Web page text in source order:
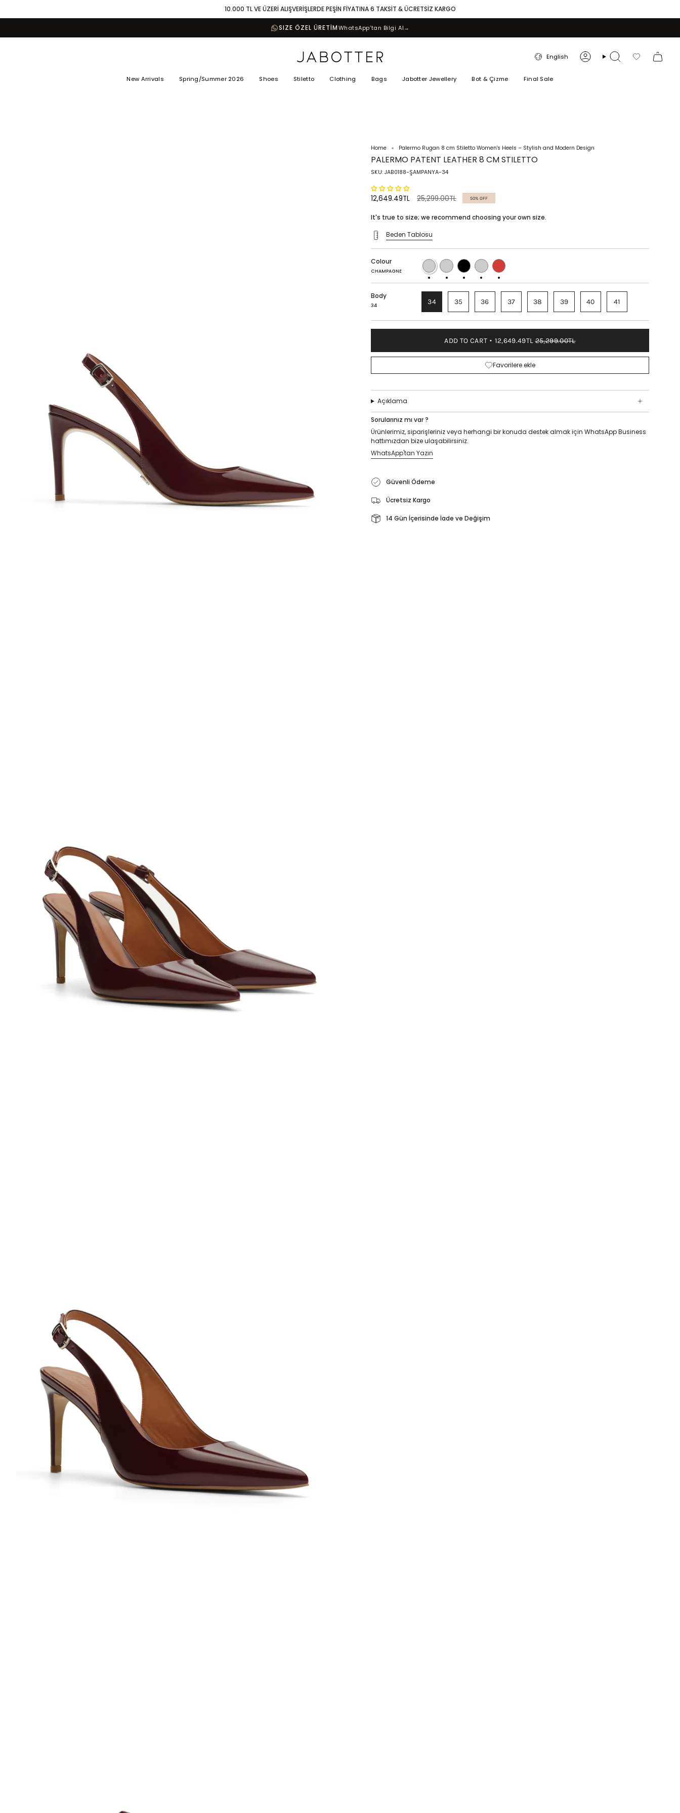
10.000 TL VE ÜZERİ ALIŞVERİŞLERDE PEŞİN FİYATINA 6 TAKSİT & ÜCRETSİZ KARGO
SIZE ÖZEL ÜRETİMWhatsApp’tan Bilgi Al→
LANGUAGE
English AccountSearch Favorilerim
New Arrivals Spring/Summer 2026 Shoes Stiletto Clothing Bags Jabotter Jewellery Bot & Çizme Final Sale
Home Palermo Rugan 8 cm Stiletto Women's Heels – Stylish and Modern Design
PALERMO PATENT LEATHER 8 CM STILETTO
SKU: JAB0188-ŞAMPANYA-34
12,649.49TL
Regular
25,299.00TL 50% OFF
It's true to size; we recommend choosing your own size.
Beden Tablosu
Colour
CHAMPAGNE
CHAMPAGNE
CARAMELBLACK BORDEAUX
RED
Body
34 34 35 36 37 38 39 40 41
ADD TO CART 12,649.49TL 25,299.00TL
Favorilere ekle
Açıklama
Sorularınız mı var ?
Ürünlerimiz, siparişleriniz veya herhangi bir konuda destek almak için WhatsApp Business
hattımızdan bize ulaşabilirsiniz.
WhatsApp'tan Yazın
Güvenli Ödeme
Ücretsiz Kargo
14 Gün İçerisinde İade ve Değişim